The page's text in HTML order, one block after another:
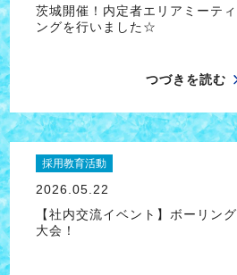
茨城開催！内定者エリアミーティ
ングを行いました☆
つづきを読む
採用教育活動
2026.05.22
【社内交流イベント】ボーリング
大会！